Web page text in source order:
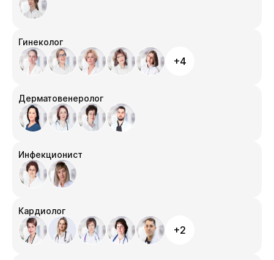
Гинеколог
+4
Дерматовенеролог
Инфекционист
Кардиолог
+2